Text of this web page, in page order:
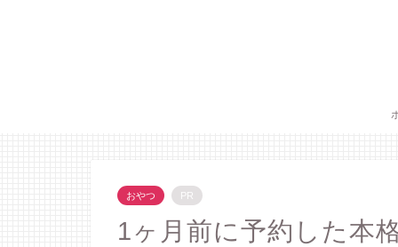
おやつ PR
1ヶ月前に予約した本